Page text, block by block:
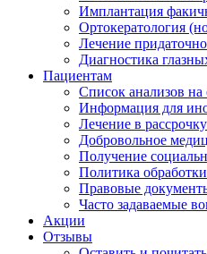
Имплантация
Ортокератология
Лечение
Диагностика
Пациентам
Список анализов
Информация для
Лечение в рассрочку
Добровольное
Получение
Политика
Правовые
Часто задаваемые
Акции
Отзывы